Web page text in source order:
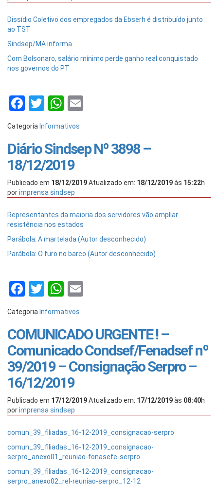
Dissídio Coletivo dos empregados da Ebserh é distribuído junto
ao TST
Sindsep/MA informa
Com Bolsonaro, salário mínimo perde ganho real conquistado
nos governos do PT
Facebook
TwitterWhatsApp
Categoria Informativos
Diário Sindsep Nº 3898 –
18/12/2019
Publicado em 18/12/2019Atualizado em: 18/12/2019às 15:22h
porimprensa sindsep
Representantes da maioria dos servidores vão ampliar
resistência nos estados
Parábola: A martelada (Autor desconhecido)
Parábola: O furo no barco (Autor desconhecido)
Facebook
TwitterWhatsApp
Categoria Informativos
COMUNICADO URGENTE ! –
Comunicado Condsef/Fenadsef nº
39/2019 – Consignação Serpro –
16/12/2019
Publicado em 17/12/2019Atualizado em: 17/12/2019às 08:40h
porimprensa sindsep
comun_39_filiadas_16-12-2019_consignacao-serpro
comun_39_filiadas_16-12-2019_consignacao-
serpro_anexo01_reuniao-fonasefe-serpro
comun_39_filiadas_16-12-2019_consignacao-
serpro_anexo02_rel-reuniao-serpro_12-12